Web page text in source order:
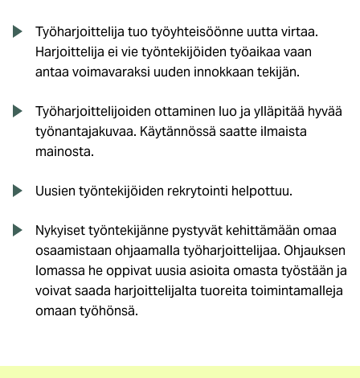
Työharjoittelija tuo työyhteisöönne uutta virtaa.
Harjoittelija ei vie työntekijöiden työaikaa vaan
antaa voimavaraksi uuden innokkaan tekijän.
Työharjoittelijoiden ottaminen luo ja ylläpitää hyvää
työnantajakuvaa. Käytännössä saatte ilmaista
mainosta.
Uusien työntekijöiden rekrytointi helpottuu.
Nykyiset työntekijänne pystyvät kehittämään omaa
osaamistaan ohjaamalla työharjoittelijaa. Ohjauksen
lomassa he oppivat uusia asioita omasta työstään ja
voivat saada harjoittelijalta tuoreita toimintamalleja
omaan työhönsä.